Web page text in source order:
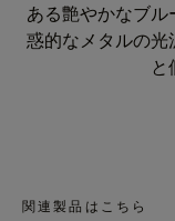
ある艶やかなブ
惑的なメタルの光
と
関連製品はこちら